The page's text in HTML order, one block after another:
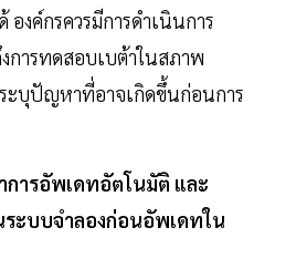
องค์กรควรมีการดำเนินการ
การทดสอบเบต้าในสภาพ
ะบุปัญหาที่อาจเกิดขึ้นก่อนการ
การอัพเดทอัตโนมัติ และ
ะบบจำลองก่อนอัพเดทใน